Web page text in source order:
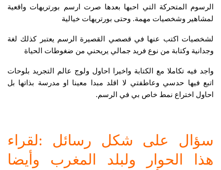
الرسوم المتحركة التي احبها بعدها صرت ارسم بورتريهات واقعية
لمشاهير وشخصيات مهمة. وحتى بورتريهات خيالية
لشخصيات اكتب عنها في قصصي القصيرة الرسم يعتبر كذلك لغة
وجدانية وكتابة من نوع فريد جمالي يريحني من ضغوطات الحياة
واجد فيه تكاملا مع الكتابة واخيرا احاول ولوج عالم التجريد بلوحات
اتبع فيها حدسي وعاطفتي لا اقلد مبدا معينا او مدرسة بذاتها بل
احاول اختراع نمط خاص بي في الرسم.
سؤال على شكل رسائل :لقراء
هذا الحوار ولبلد المغرب وأيضا